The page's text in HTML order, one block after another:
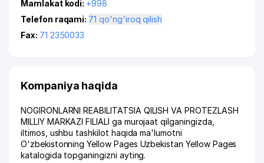
Mamlakat kodi: +998
Telefon raqami:
71 qo'ng'iroq qilish
Fax: 71 2350033
Kompaniya haqida
NOGIRONLARNI REABILITATSIA QILISH VA PROTEZLASH
MILLIY MARKAZI FILIALI ga murojaat qilganingizda,
iltimos, ushbu tashkilot haqida ma'lumotni
O'zbekistonning Yellow Pages Uzbekistan Yellow Pages
katalogida topganingizni ayting.